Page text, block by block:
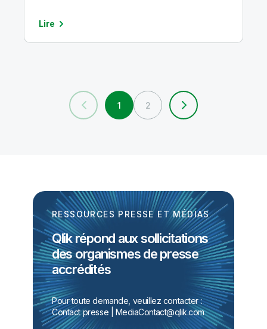
Qlik
Lire
1 2
RESSOURCES PRESSE ET MÉDIAS
Qlik répond aux sollicitations
des organismes de presse
accrédités
Pour toute demande, veuillez contacter :
Contact presse | MediaContact@qlik.com